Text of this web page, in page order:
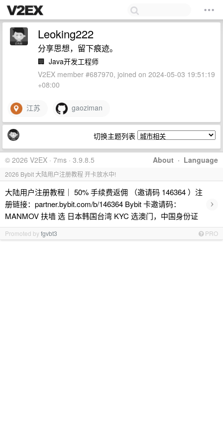
Leoking222
分享思想，留下痕迹。
🏢 Java开发工程师
V2EX member #687970, joined on 2024-05-03 19:51:19
+08:00
江苏 gaoziman
切换主题列表
About · Language
© 2026 V2EX · 7ms · 3.9.8.5
2026 Bybit 大陆用户注册教程 开卡放水中!
大陆用户注册教程｜ 50% 手续费返佣 （邀请码 146364 ）注
册链接：partner.bybit.com/b/146364 Bybit 卡邀请码：
MANMOV 扶墙 选 日本韩国台湾 KYC 选澳门，中国身份证
›
Promoted byfgvbt3 PRO